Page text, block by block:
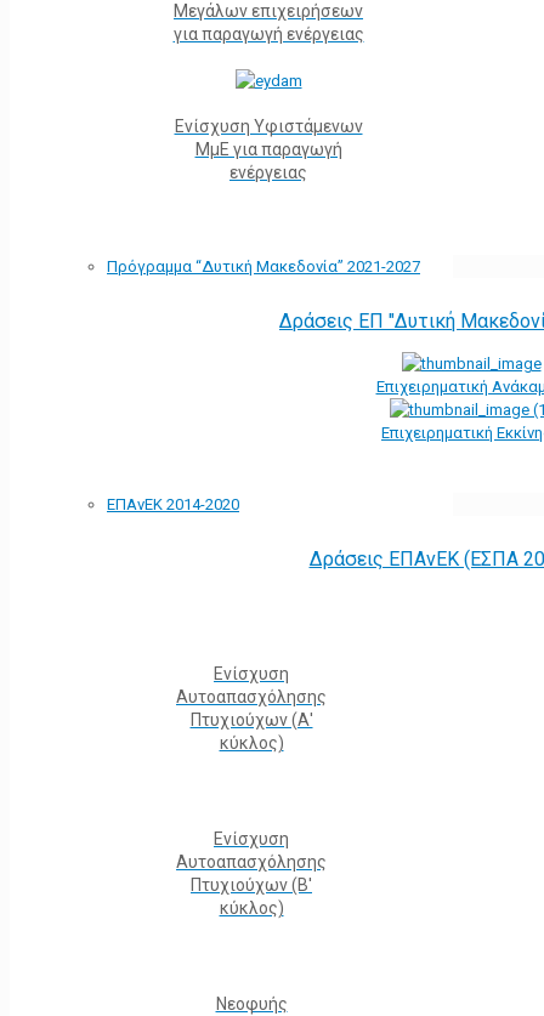
Μεγάλων επιχειρήσεων
για παραγωγή ενέργειας
Ενίσχυση Υφιστάμενων
ΜμΕ για παραγωγή
ενέργειας
Πρόγραμμα “Δυτική Μακεδονία” 2021-2027
Δράσεις ΕΠ "Δυτική
Επιχειρηματική
Επιχειρηματική
ΕΠΑνΕΚ 2014-2020
Δράσεις ΕΠΑνΕΚ (ΕΣΠΑ
Ενίσχυση
Αυτοαπασχόλησης
Πτυχιούχων (Α'
κύκλος)
Ενίσχυση
Αυτοαπασχόλησης
Πτυχιούχων (Β'
κύκλος)
Νεοφυής